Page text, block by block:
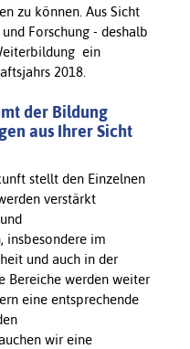
zu können. Aus Sicht
Forschung - deshalb
ein
2018.
der Bildung
aus Ihrer Sicht
stellt den Einzelnen
verstärkt
insbesondere im
und auch in der
Bereiche werden weiter
eine entsprechende
wir eine